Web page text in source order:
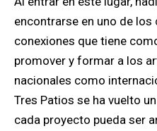
encontrarse en uno de
conexiones que tiene
promover y formar a los
nacionales como
Tres Patios se ha vuelto
cada proyecto pueda ser